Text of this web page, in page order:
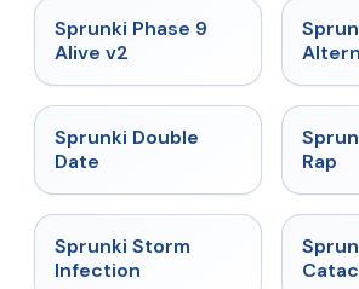
★
Sprunki Phase 9
Alive v2
★
Sprunki Double
Date
Rap
★
Sprunki Storm
Infection